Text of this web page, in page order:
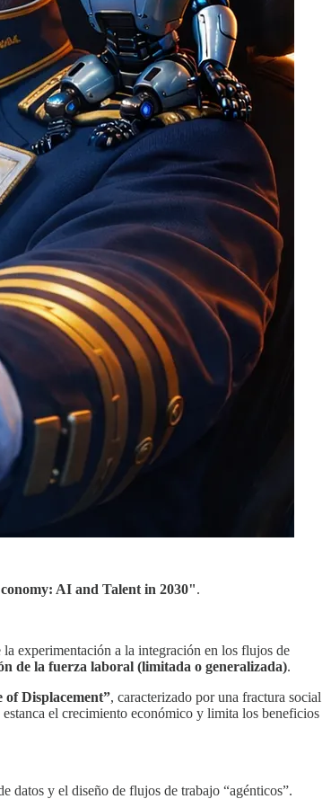
AI and Talent in 2030".
experimentación a la integración en los flujos de
de la fuerza laboral (limitada o generalizada).
of Displacement”, caracterizado por una fractura social
estanca el crecimiento económico y limita los beneficios
datos y el diseño de flujos de trabajo “agénticos”.